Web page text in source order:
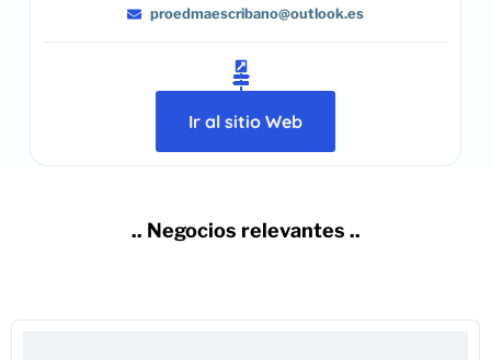
proedmaescribano@outlook.es
Ir al sitio Web
.. Negocios relevantes ..